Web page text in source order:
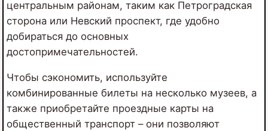
центральным районам, таким как Петроградская
сторона или Невский проспект, где удобно
добираться до основных
достопримечательностей.
Чтобы сэкономить, используйте
комбинированные билеты на несколько музеев, а
также приобретайте проездные карты на
общественный транспорт – они позволяют